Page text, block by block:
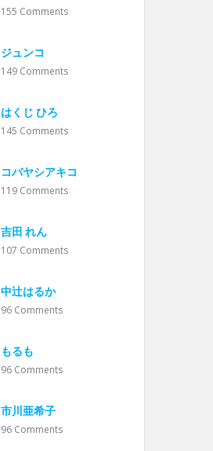
155 Comments
ジュンコ
149 Comments
はくじ ひろ
145 Comments
コバヤシアキコ
119 Comments
吉田 れん
107 Comments
中辻はるか
96 Comments
もるも
96 Comments
市川亜希子
96 Comments